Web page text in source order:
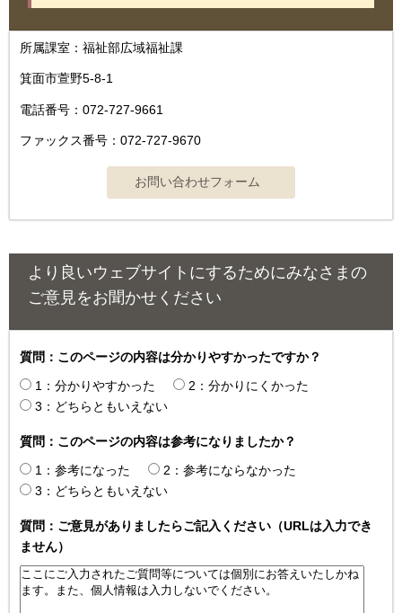
所属課室：福祉部広域福祉課
箕面市萱野5-8-1
電話番号：072-727-9661
ファックス番号：072-727-9670
より良いウェブサイトにするためにみなさまの
ご意見をお聞かせください
質問：このページの内容は分かりやすかったですか？
1：分かりやすかった
2：分かりにくかった
3：どちらともいえない
質問：このページの内容は参考になりましたか？
1：参考になった
2：参考にならなかった
3：どちらともいえない
質問：ご意見がありましたらご記入ください（URLは入力でき
ません）